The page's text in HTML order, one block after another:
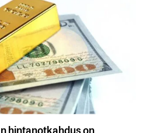
hintanotkahdus on